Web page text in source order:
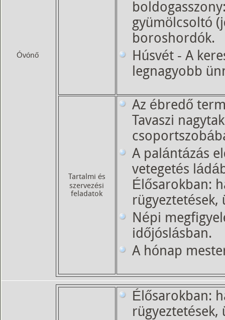
Óvónő
gyümölcsoltó
boroshordók.
Húsvét - A
legnagyobb
Tartalmi és
szervezési
feladatok
Az ébredő
Tavaszi
A palántázás
vetegetés
Élősarokban:
rügyeztetések,
Népi
időjóslásban.
A hónap
Élősarokban:
rügyeztetések,